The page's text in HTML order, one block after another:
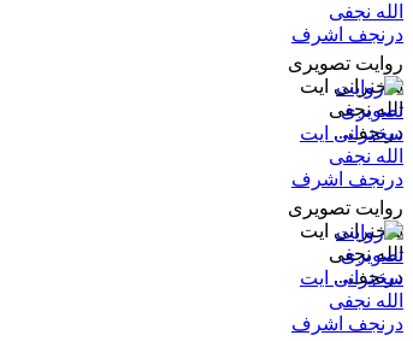
روایت تصویری
سخنرانی ایت
الله نجفی
درنجف...
روایت تصویری
سخنرانی ایت
الله نجفی
درنجف...